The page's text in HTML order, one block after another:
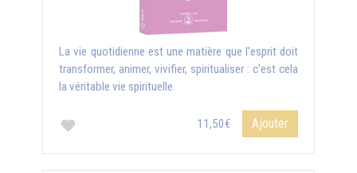
La vie quotidienne est une matière que l'esprit doit
transformer, animer, vivifier, spiritualiser : c'est cela
la véritable vie spirituelle.
11,50€ Ajouter